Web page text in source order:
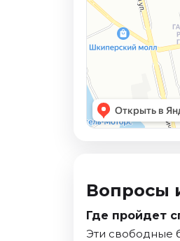
Вопросы
Где пройдет
Эти свободные